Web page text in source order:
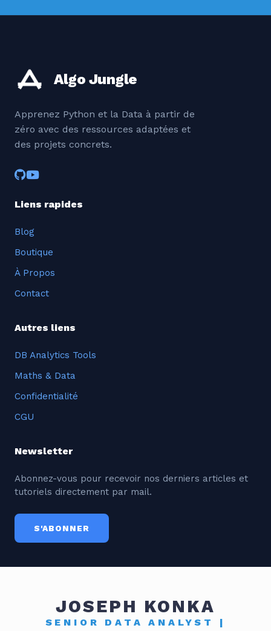
Algo Jungle
Apprenez Python et la Data à partir de
zéro avec des ressources adaptées et
des projets concrets.
Liens rapides
Blog
Boutique
À Propos
Contact
Autres liens
DB Analytics Tools
Maths & Data
Confidentialité
CGU
Newsletter
Abonnez-vous pour recevoir nos derniers articles et
tutoriels directement par mail.
S'ABONNER
JOSEPH KONKA
SENIOR DATA ANALYST |